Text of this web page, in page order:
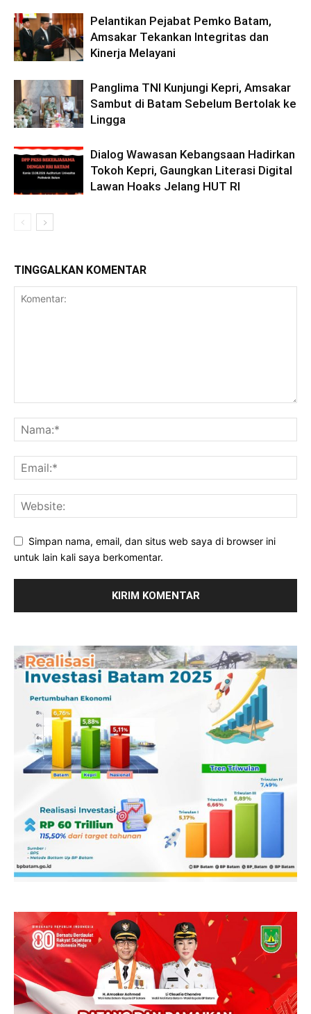
Pelantikan Pejabat Pemko Batam,
Amsakar Tekankan Integritas dan
Kinerja Melayani
Panglima TNI Kunjungi Kepri, Amsakar
Sambut di Batam Sebelum Bertolak ke
Lingga
Dialog Wawasan Kebangsaan Hadirkan
Tokoh Kepri, Gaungkan Literasi Digital
Lawan Hoaks Jelang HUT RI
TINGGALKAN KOMENTAR
Simpan nama, email, dan situs web saya di browser ini
untuk lain kali saya berkomentar.